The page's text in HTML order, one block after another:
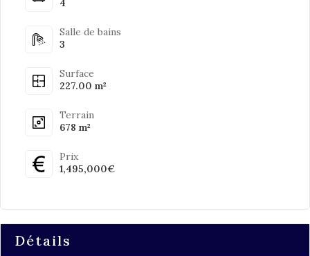
Salle de bains
3
Surface
227.00 m²
Terrain
678 m²
Prix
1,495,000€
Détails